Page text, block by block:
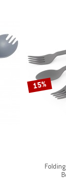
15%